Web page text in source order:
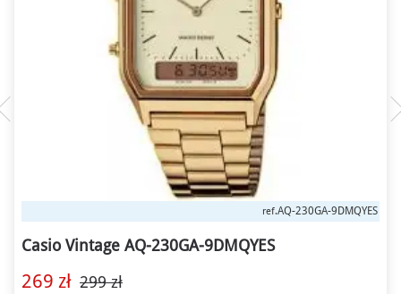
ref.AQ-230GA-9DMQYES
Casio Vintage AQ-230GA-9DMQYES
269 zł 299 zł